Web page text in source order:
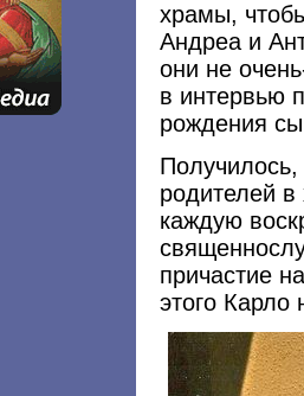
храмы,
Андреа и
они не
в интервью
рождения
родителей
каждую
причастие
этого